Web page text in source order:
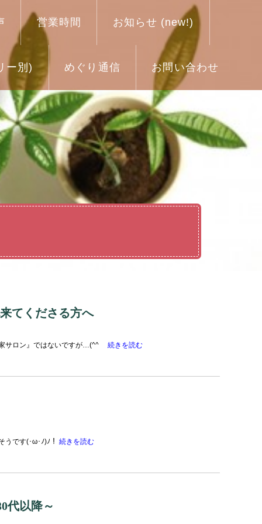
営業時間 お知らせ (new!)
ー別) めぐり通信 お問い合わせ
てくださる方へ
サロン』ではないですが…(^^ゞ続きを読む
うです(･ω･ﾉ)ﾉ！続きを読む
代以降～